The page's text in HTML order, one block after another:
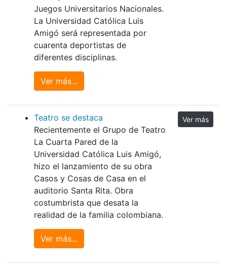
Juegos Universitarios Nacionales.
La Universidad Católica Luis
Amigó será representada por
cuarenta deportistas de
diferentes disciplinas.
Ver más...
Teatro se destaca
Recientemente el Grupo de Teatro
La Cuarta Pared de la
Universidad Católica Luis Amigó,
hizo el lanzamiento de su obra
Casos y Cosas de Casa en el
auditorio Santa Rita. Obra
costumbrista que desata la
realidad de la familia colombiana.
Ver más...
Ver más